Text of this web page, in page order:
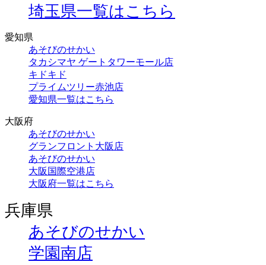
埼玉県一覧はこちら
愛知県
あそびのせかい
タカシマヤ ゲートタワーモール店
キドキド
プライムツリー赤池店
愛知県一覧はこちら
大阪府
あそびのせかい
グランフロント大阪店
あそびのせかい
大阪国際空港店
大阪府一覧はこちら
兵庫県
あそびのせかい
学園南店